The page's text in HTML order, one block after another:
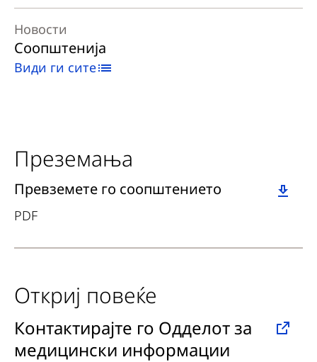
Новости
Соопштенија
Види ги сите
Преземања
Download
Превземете го соопштението
PDF
Откриј повеќе
Контактирајте го Одделот за
медицински информации